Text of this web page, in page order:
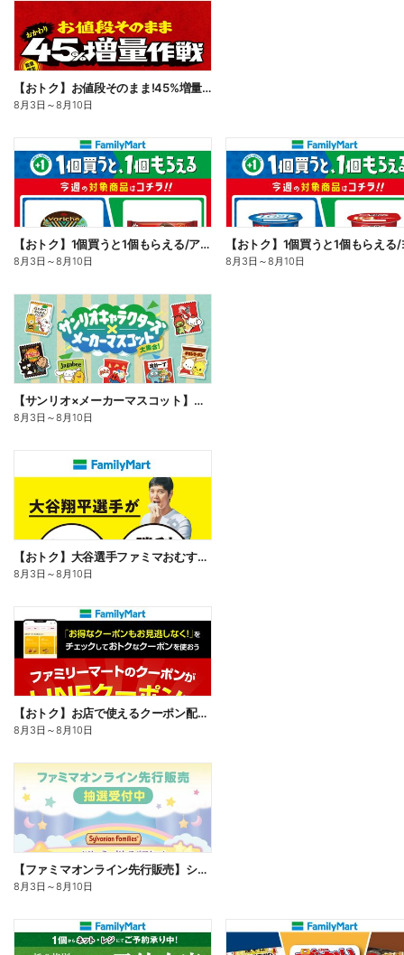
【おトク】お値段そのまま!45%増量作戦!
8月3日 ～8月10日
【おトク】1個買うと1個もらえる/アイス
8月3日 ～8月10日 8月3日 ～8月10日
【サンリオ×メーカーマスコット】オリジナルグッズ貰える!
8月3日 ～8月10日
【おトク】大谷選手ファミマおむすび割
8月3日 ～8月10日
【おトク】お店で使えるクーポン配信中
8月3日 ～8月10日
【ファミマオンライン先行販売】シルバニアファミリー
8月3日 ～8月10日